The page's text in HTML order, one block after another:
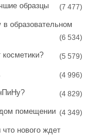
образцы (7 477)
образовательном
(6 534)
(5 579)
(4 996)
(4 829)
помещении (4 349)
нового ждет